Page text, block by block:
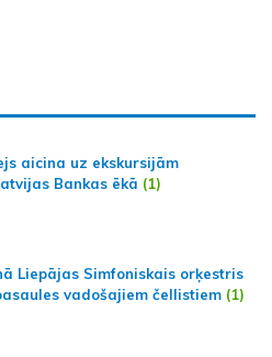
aicina uz ekskursijām
Bankas ēkā (1)
Liepājas Simfoniskais orķestris
vadošajiem čellistiem (1)